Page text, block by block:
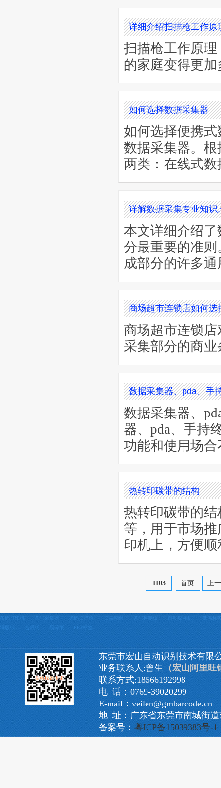
详细介绍扫描枪工作原
扫描枪工作原
的家庭变得更加
如何选择数据采集器
如何选择便携
数据采集器。
两类：在线式
详解数据采集专业知识
本文详细介绍
分最重要的准
成部分的许多通
商场超市连锁店如何选
商场超市连锁店
采集部分的商
数据采集器、pda、手
数据采集器、
器、pda、手持
功能和使用场
热转印碳带的结构
热转印碳带的
等，用于市场
印机上，方便
1103 首页 上
条码打印机 条码采集器 条码扫描枪 扫描模组 条码检测仪 自动贴标机
低温标
合成纸 PET标签
东莞市宏山自动识别技术有限
业务联系人:曾生 （宏山阿里旺
联系方式:18566192998
电 话：0769-39020299
E-mail：veilen@gmbarcode.cn
地 址：广东省东莞市南城街
备案号： 粤ICP备15039383号-1